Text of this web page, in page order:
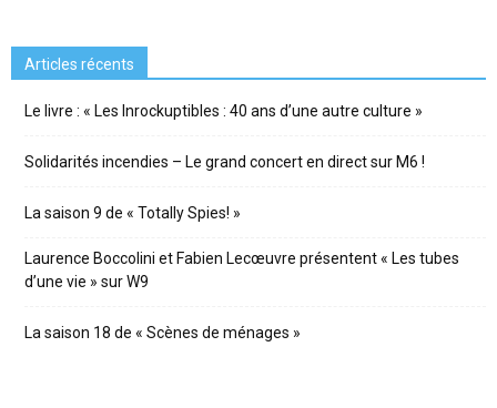
Articles récents
Le livre : « Les Inrockuptibles : 40 ans d’une autre culture »
Solidarités incendies – Le grand concert en direct sur M6 !
La saison 9 de « Totally Spies! »
Laurence Boccolini et Fabien Lecœuvre présentent « Les tubes
d’une vie » sur W9
La saison 18 de « Scènes de ménages »